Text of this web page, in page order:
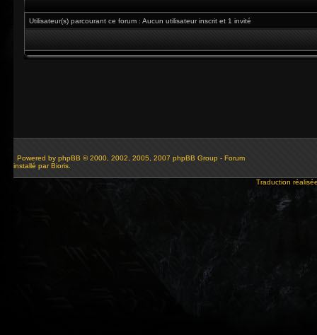
Utilisateur(s) parcourant ce forum : Aucun utilisateur inscrit et 1 invité
Powered by phpBB © 2000, 2002, 2005, 2007 phpBB Group - Forum
installé par Bioris.
Traduction